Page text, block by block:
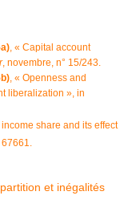
, « Capital account
, novembre, n° 15/243.
, « Openness and
liberalization », in
share and its effect
67661.
et inégalités